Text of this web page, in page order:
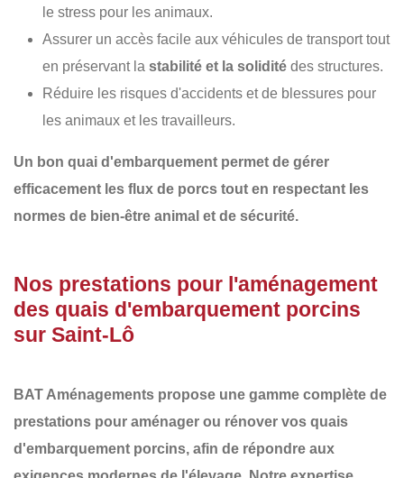
le stress pour les animaux.
Assurer un accès facile aux véhicules de transport tout
en préservant la stabilité et la solidité des structures.
Réduire les risques d'accidents et de blessures pour
les animaux et les travailleurs.
Un bon quai d'embarquement permet de gérer
efficacement les flux de porcs tout en respectant les
normes de bien-être animal et de sécurité.
Nos prestations pour l'aménagement
des quais d'embarquement porcins
sur Saint-Lô
BAT Aménagements propose une gamme complète de
prestations pour aménager ou rénover vos quais
d'embarquement porcins, afin de répondre aux